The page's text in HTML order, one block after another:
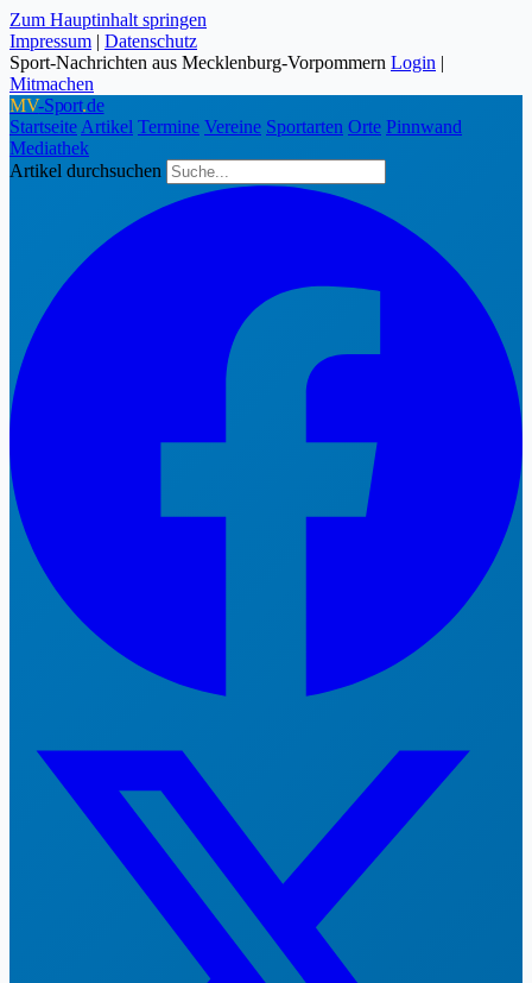
Zum Hauptinhalt springen
Impressum | Datenschutz
Sport-Nachrichten aus Mecklenburg-Vorpommern Login |
Mitmachen
MV-Sport.de
Startseite Artikel Termine Vereine Sportarten Orte Pinnwand
Mediathek
Artikel durchsuchen